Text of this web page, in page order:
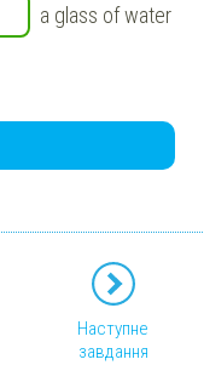
a glass of water
Наступне
завдання